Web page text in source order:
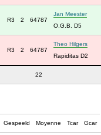
R3 2 64787
Jan Meester
O.G.B. D5
R3 2 64787
Theo Hilgers
Rapiditas D2
22
Gespeeld Moyenne Tcar Gcar